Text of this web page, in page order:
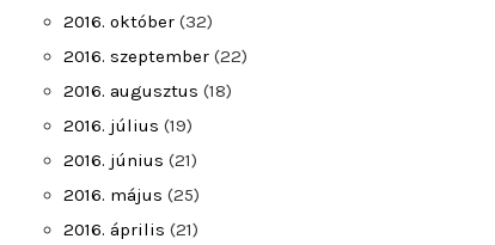
2016. október (32)
2016. szeptember (22)
2016. augusztus (18)
2016. július (19)
2016. június (21)
2016. május (25)
2016. április (21)